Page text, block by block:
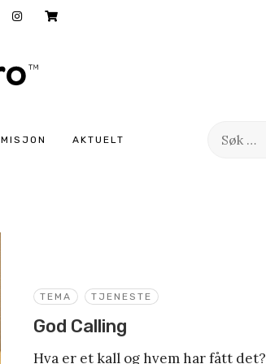
MISJON AKTUELT
Søk
TEMA TJENESTE
God Calling
Hva er et kall og hvem har fått det?